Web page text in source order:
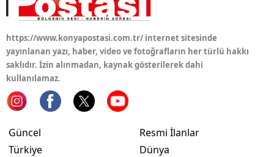
Kilis
Osmaniye
https://www.konyapostasi.com.tr/ internet sitesinde
yayınlanan yazı, haber, video ve fotoğrafların her türlü hakkı
saklıdır. İzin alınmadan, kaynak gösterilerek dahi
kullanılamaz.
Güncel
Türkiye
Resmi İlanlar
Dünya